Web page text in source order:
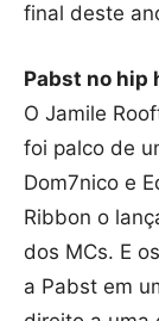
final deste
Pabst no hip
O Jamile
foi palco de
Dom7nico e
Ribbon o
dos MCs. E
a Pabst em